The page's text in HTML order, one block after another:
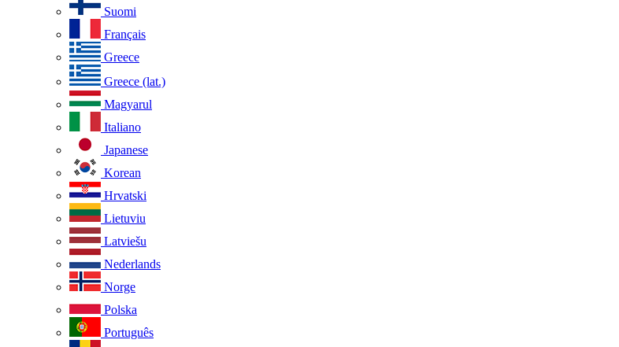
Suomi
Français
Greece
Greece (lat.)
Magyarul
Italiano
Japanese
Korean
Hrvatski
Lietuviu
Latviešu
Nederlands
Norge
Polska
Português